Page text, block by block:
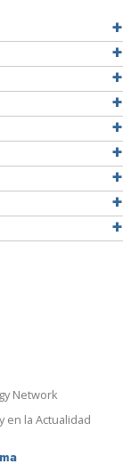
Network
en la Actualidad